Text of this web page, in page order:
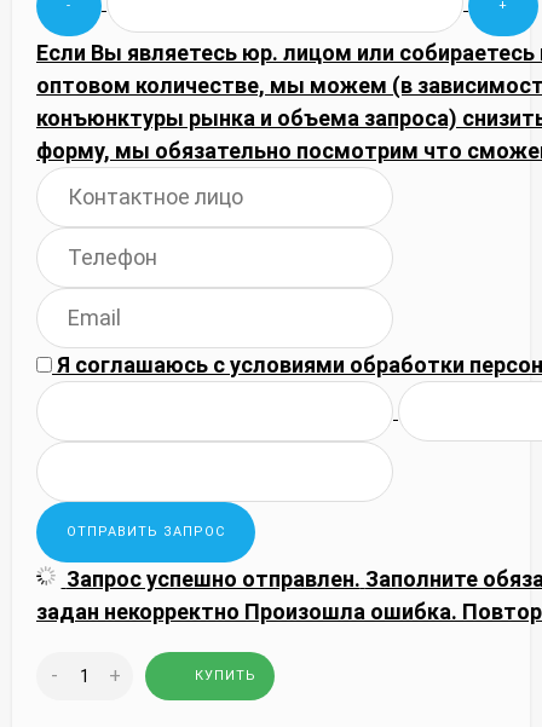
Если Вы являетесь юр. лицом или собираетесь
оптовом количестве, мы можем (в
конъюнктуры рынка и объема запроса)
форму, мы обязательно посмотрим что
Я соглашаюсь сусловиями обработки
Запрос успешно отправлен. Заполните
задан некорректно Произошла ошибка.
- + КУПИТЬ